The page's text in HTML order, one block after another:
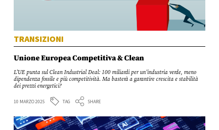
TRANSIZIONI
Unione Europea Competitiva & Clean
L’UE punta sul Clean Industrial Deal: 100 miliardi per un’industria verde, meno
dipendenza fossile e più competitività. Ma basterà a garantire crescita e stabilità
dei prezzi energetici?
10 MARZO 2025 TAG SHARE